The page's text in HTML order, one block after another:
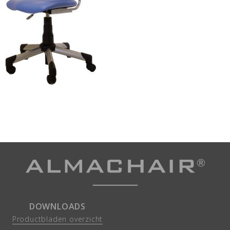
DOWNLOADS
Productbladen overzicht